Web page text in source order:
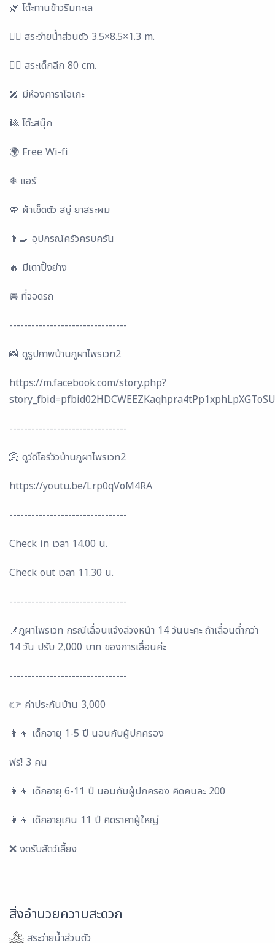
🌿 โต๊ะทานข้าวริมทะเล
🏊‍♂️ สระว่ายน้ำส่วนตัว 3.5×8.5×1.3 m.
🏊‍♀️ สระเด็กลึก 80 cm.
🎤 มีห้องคาราโอเกะ
🎱 โต๊ะสนุ๊ก
🌍 Free Wi-fi
❄ แอร์
🧼 ผ้าเช็ดตัว สบู่ ยาสระผม
👨‍🍳 อุปกรณ์ครัวครบครัน
🔥 มีเตาปิ้งย่าง
🚘 ที่จอดรถ
--------------------------------
📸 ดูรูปภาพบ้านภูผาไพรเวท2
https://m.facebook.com/story.php?
--------------------------------
📀 ดูวีดีโอรีวิวบ้านภูผาไพรเวท2
https://youtu.be/Lrp0qVoM4RA
--------------------------------
Check in เวลา 14.00 น.
Check out เวลา 11.30 น.
--------------------------------
📌ภูผา​ไพ​รเวท กรณี​เลื่อน​แจ้ง​ล่วงหน้า​ 14​ วัน​นะ​คะ​ ถ้าเลื่อนต่ำกว่า
14 วัน ปรับ​ 2,000 บาท ของการเลื่อนค่ะ
--------------------------------
👉 ค่าประกันบ้าน 3,000
👩‍👦 เด็กอายุ 1-5 ปี นอนกับผู้ปกครอง
ฟรี! 3 คน
👩‍👦 เด็กอายุ 6-11 ปี นอนกับผู้ปกครอง คิดคนละ 200
👩‍👦 เด็กอายุเกิน 11 ปี คิดราคาผู้ใหญ่
❌ งดรับสัตว์เลี้ยง
สิ่งอำนวยความสะดวก
สระว่ายน้ำส่วนตัว